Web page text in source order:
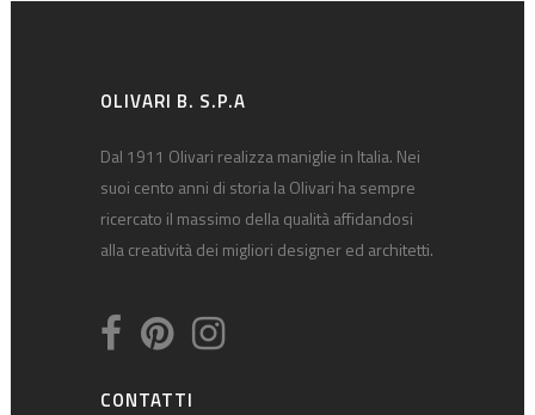
OLIVARI B. S.P.A
Dal 1911 Olivari realizza maniglie in Italia. Nei
suoi cento anni di storia la Olivari ha sempre
ricercato il massimo della qualità affidandosi
alla creatività dei migliori designer ed architetti.
CONTATTI